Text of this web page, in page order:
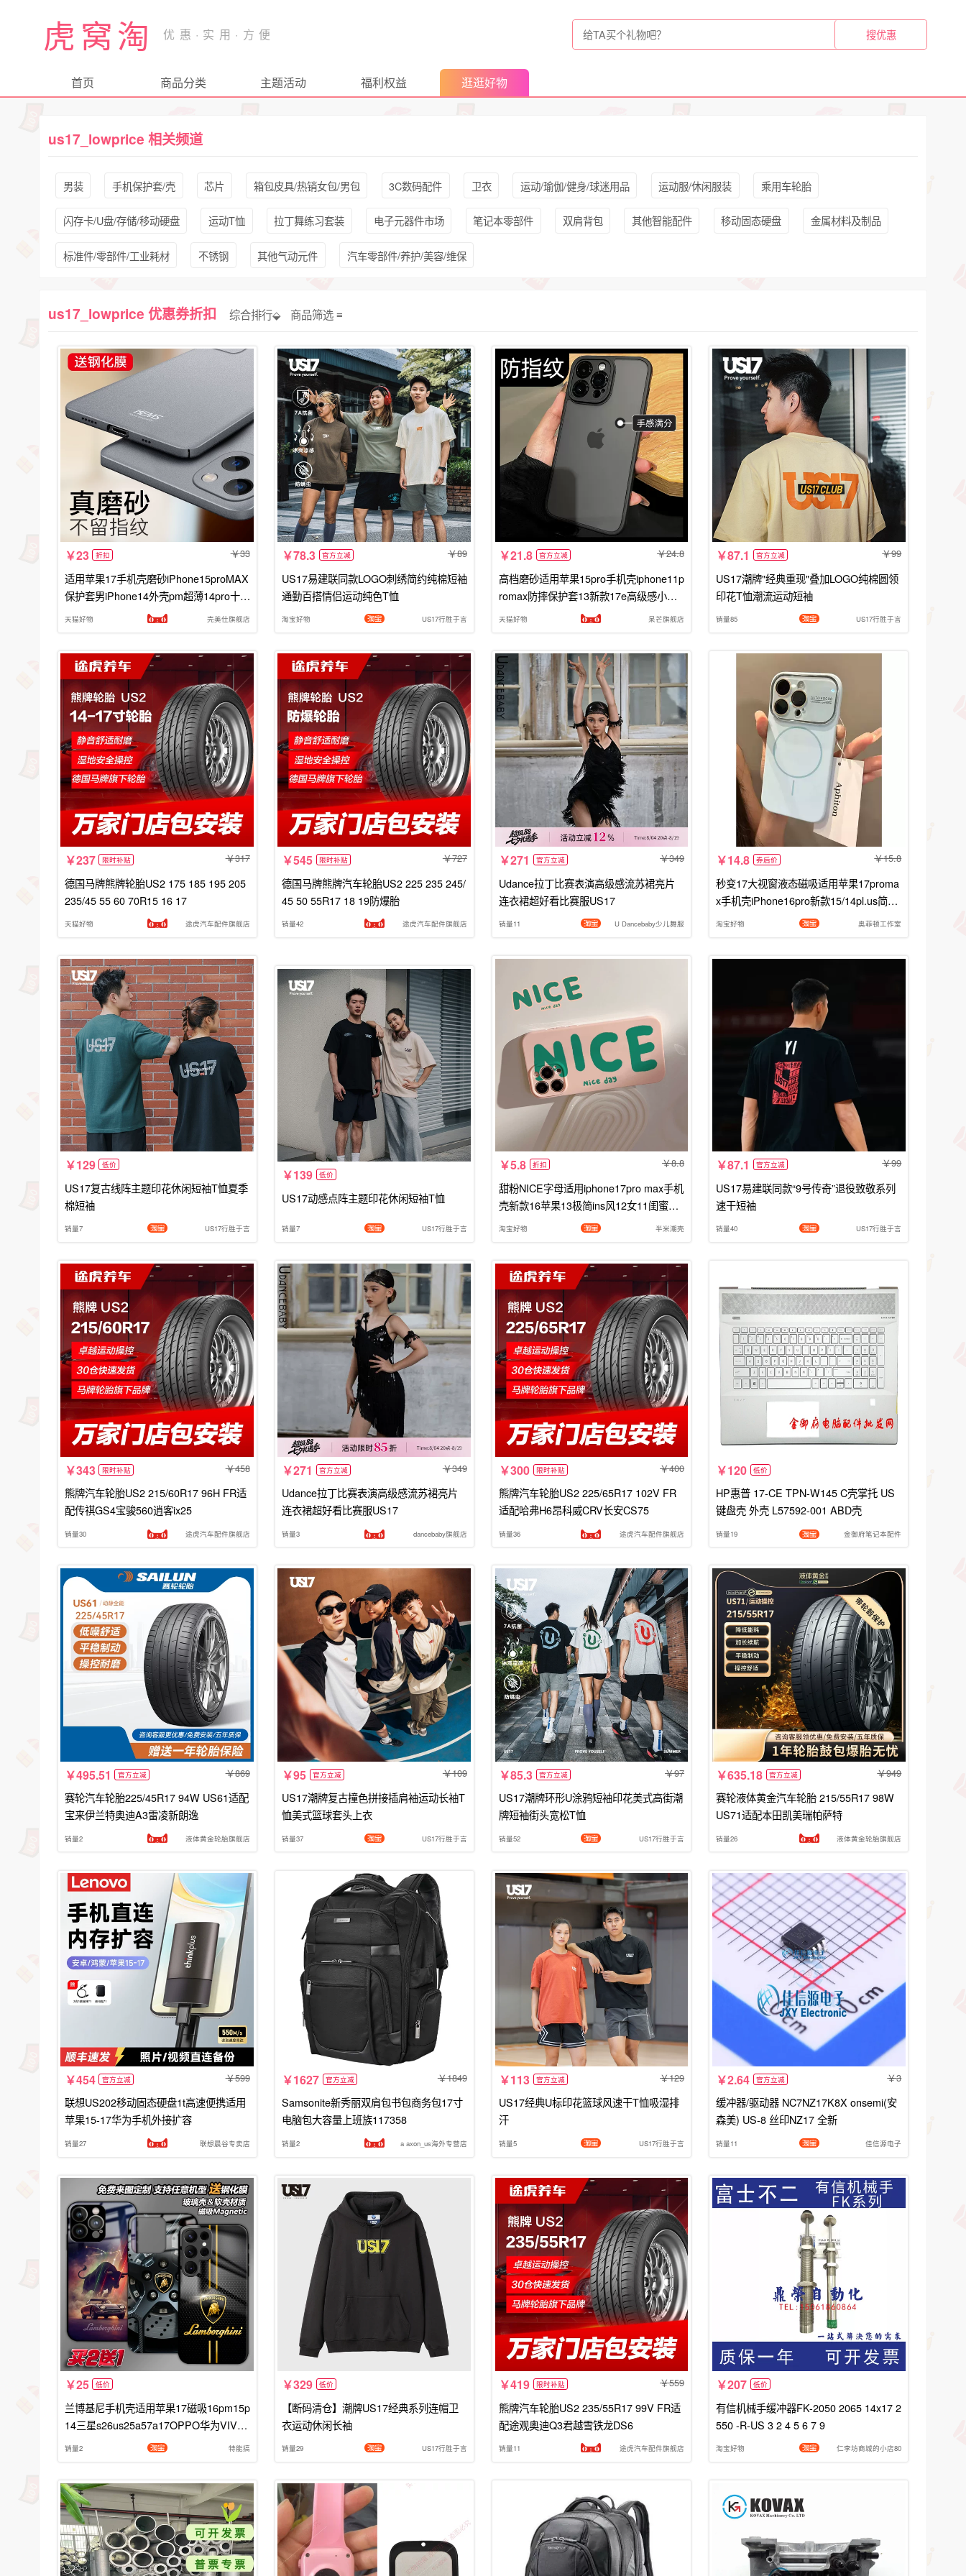
虎窝淘
首页 商品分类 主题活动 福利权益 逛逛好物
us17_lowprice 相关频道
男装 手机保护套/壳 芯片 箱包皮具/热销女包/男包 3C数码配件 卫衣 运动/瑜伽/健身/球迷用品 运动服/休闲服装 乘用车轮胎
闪存卡/U盘/存储/移动硬盘 运动T恤 拉丁舞练习套装 电子元器件市场 笔记本零部件 双肩背包 其他智能配件 移动固态硬盘 金属材料及制品
标准件/零部件/工业耗材 不锈钢 其他气动元件 汽车零部件/养护/美容/维保
us17_lowprice 优惠券折扣 综合排行⬙ 商品筛选
23 折扣 33
适用苹果17手机壳磨砂iPhone15proMAX
保护套男iPhone14外壳pm超薄14pro十四
plus全包ip14防摔后por新款14p1us
天猫好物 壳美仕旗舰店
78.3 官方立减 89
US17易建联同款LOGO刺绣简约纯棉短袖
通勤百搭情侣运动纯色T恤
淘宝好物 US17行胜于言
21.8 官方立减 24.8
高档磨砂适用苹果15pro手机壳iphone11p
romax防摔保护套13新款17e高级感小众p
lus网红14p1us女款12男防尘16pm
天猫好物 呆芒旗舰店
87.1 官方立减 99
US17潮牌"经典重现"叠加LOGO纯棉圆领
印花T恤潮流运动短袖
销量85 US17行胜于言
237 限时补贴 317
德国马牌熊牌轮胎US2 175 185 195 205
235/45 55 60 70R15 16 17
天猫好物 途虎汽车配件旗舰店
545 限时补贴 727
德国马牌熊牌汽车轮胎US2 225 235 245/
45 50 55R17 18 19防爆胎
销量42 途虎汽车配件旗舰店
271 官方立减 349
Udance拉丁比赛表演高级感流苏裙亮片
连衣裙超好看比赛服US17
销量11 U Dancebaby少儿舞服
14.8 券后价 15.8
秒变17大视窗液态磁吸适用苹果17proma
x手机壳iPhone16pro新款15/14pl.us简约
纯色13pro高级12磨砂质感11保护
淘宝好物 奥菲顿工作室
129 低价
US17复古线阵主题印花休闲短袖T恤夏季
棉短袖
销量7 US17行胜于言
139 低价
US17动感点阵主题印花休闲短袖T恤
销量7 US17行胜于言
5.8 折扣 8.8
甜粉NICE字母适用iphone17pro max手机
壳新款16苹果13极简ins风12女11闺蜜款1
4全包14Pro保护套软壳15pl;us
淘宝好物 半米潮壳
87.1 官方立减 99
US17易建联同款“9号传奇”退役致敬系列
速干短袖
销量40 US17行胜于言
343 限时补贴 458
熊牌汽车轮胎US2 215/60R17 96H FR适
配传祺GS4宝骏560逍客ix25
销量30 途虎汽车配件旗舰店
271 官方立减 349
Udance拉丁比赛表演高级感流苏裙亮片
连衣裙超好看比赛服US17
销量3 dancebaby旗舰店
300 限时补贴 400
熊牌汽车轮胎US2 225/65R17 102V FR
适配哈弗H6昂科威CRV长安CS75
销量36 途虎汽车配件旗舰店
120 低价
HP惠普 17-CE TPN-W145 C壳掌托 US
键盘壳 外壳 L57592-001 ABD壳
销量19 金御府笔记本配件
495.51 官方立减 869
赛轮汽车轮胎225/45R17 94W US61适配
宝来伊兰特奥迪A3雷凌新朗逸
销量2 液体黄金轮胎旗舰店
95 官方立减 109
US17潮牌复古撞色拼接插肩袖运动长袖T
恤美式篮球套头上衣
销量37 US17行胜于言
85.3 官方立减 97
US17潮牌环形U涂鸦短袖印花美式高街潮
牌短袖街头宽松T恤
销量52 US17行胜于言
635.18 官方立减 949
赛轮液体黄金汽车轮胎 215/55R17 98W
US71适配本田凯美瑞帕萨特
销量26 液体黄金轮胎旗舰店
454 官方立减 599
联想US202移动固态硬盘1t高速便携适用
苹果15-17华为手机外接扩容
销量27 联想晨谷专卖店
1627 官方立减 1849
Samsonite新秀丽双肩包书包商务包17寸
电脑包大容量上班族117358
销量2 a axon_us海外专营店
113 官方立减 129
US17经典U标印花篮球风速干T恤吸湿排
汗
销量5 US17行胜于言
2.64 官方立减 3
缓冲器/驱动器 NC7NZ17K8X onsemi(安
森美) US-8 丝印NZ17 全新
销量11 佳信源电子
25 低价
兰博基尼手机壳适用苹果17磁吸16pm15p
14三星s26us25a57a17OPPO华为VIVO
红米k90p小米17定制荣耀400诺基亚HTC
销量2 特能搞
329 低价
【断码清仓】潮牌US17经典系列连帽卫
衣运动休闲长袖
销量29 US17行胜于言
419 限时补贴 559
熊牌汽车轮胎US2 235/55R17 99V FR适
配途观奥迪Q3君越雪铁龙DS6
销量11 途虎汽车配件旗舰店
207 低价
有信机械手缓冲器FK-2050 2065 14x17 2
550 -R-US 3 2 4 5 6 7 9
淘宝好物 仁李坊商城的小店80